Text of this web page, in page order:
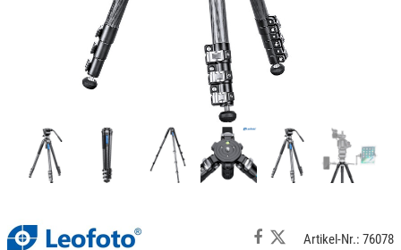
Artikel-Nr.: 76078